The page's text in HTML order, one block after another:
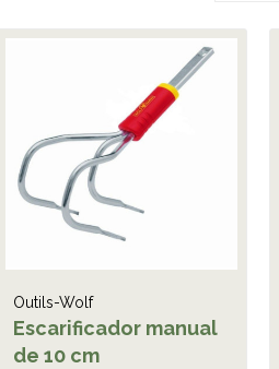
Outils-Wolf
Escarificador manual
de 10 cm